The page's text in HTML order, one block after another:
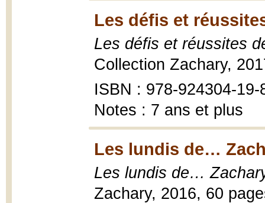
Les défis et
Les défis et réussites
Collection Zachary,
ISBN : 978-924304-19-
Notes : 7 ans et plus
Les lundis de…
Les lundis de…
Zachary, 2016, 60